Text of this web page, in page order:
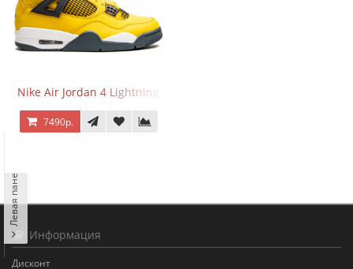
Nike Air Jordan 4 Lightning
7490р.
Информация
Дисконт
Левая панель